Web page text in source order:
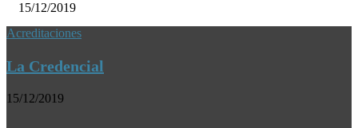
15/12/2019
Acreditaciones
La Credencial
15/12/2019